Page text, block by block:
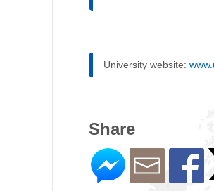
University website:
Share